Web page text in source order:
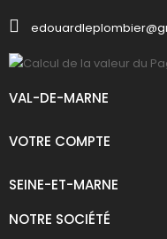
VAL-DE-MARNE
VOTRE COMPTE
SEINE-ET-MARNE
NOTRE SOCIÉTÉ